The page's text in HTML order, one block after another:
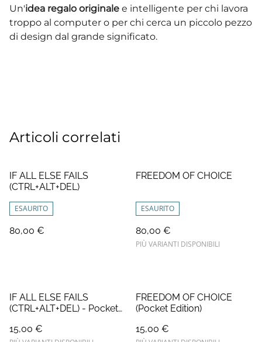
Un'idea regalo originale e intelligente per chi lavora
troppo al computer o per chi cerca un piccolo pezzo
di design dal grande significato.
Articoli correlati
IF ALL ELSE FAILS
(CTRL+ALT+DEL)
ESAURITO
80,00 €
FREEDOM OF CHOICE
ESAURITO
80,00 €
PIÙ VARIANTI DISPONIBILI
IF ALL ELSE FAILS
(CTRL+ALT+DEL) - Pocket
15,00 €
FREEDOM OF CHOICE
(Pocket Edition)
15,00 €